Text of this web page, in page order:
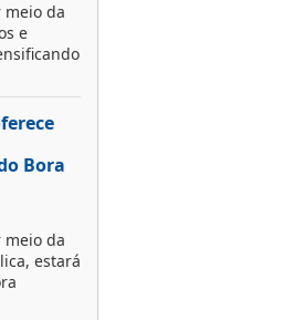
meio da
e
Bora
meio da
estará